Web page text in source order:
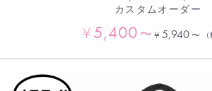
カスタムオーダー
¥5,400 〜 ¥ 5,940〜